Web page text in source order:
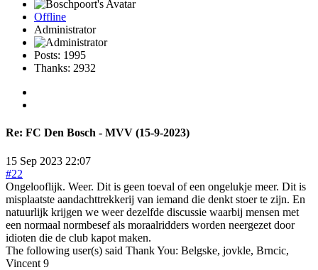
Offline
Administrator
Posts: 1995
Thanks: 2932
Re: FC Den Bosch - MVV (15-9-2023)
15 Sep 2023 22:07
#22
Ongelooflijk. Weer. Dit is geen toeval of een ongelukje meer. Dit is
misplaatste aandachttrekkerij van iemand die denkt stoer te zijn. En
natuurlijk krijgen we weer dezelfde discussie waarbij mensen met
een normaal normbesef als moraalridders worden neergezet door
idioten die de club kapot maken.
The following user(s) said Thank You: Belgske, jovkle, Brncic,
Vincent 9